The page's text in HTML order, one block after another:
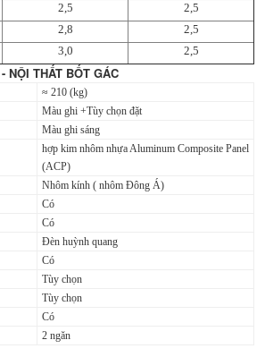
2,5
2,5
2,8
2,5
3,0 2,5
NỘI THẤT BỐT GÁC
≈ 210 (kg)
Màu ghi +Tùy chọn đặt
Màu ghi sáng
hợp kim nhôm nhựa Aluminum Composite Panel
(ACP)
Nhôm kính ( nhôm Đông Á)
Có
Có
Đèn huỳnh quang
Có
Tùy chọn
Tùy chọn
Có
2 ngăn